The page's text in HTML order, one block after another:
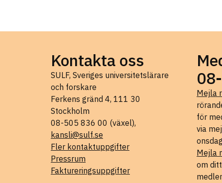
Kontakta oss
SULF, Sveriges universitetslärare
och forskare
Ferkens gränd 4, 111 30
Stockholm
08-505 836 00 (växel),
kansli@sulf.se
Fler kontaktuppgifter
Pressrum
Faktureringsuppgifter
Mejla
för
via
Mejla
om